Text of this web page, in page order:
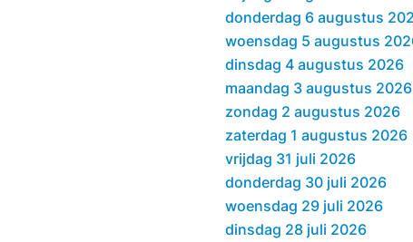
donderdag 6 augustus
woensdag 5 augustus
dinsdag 4 augustus 2026
maandag 3 augustus 2026
zondag 2 augustus 2026
zaterdag 1 augustus 2026
vrijdag 31 juli 2026
donderdag 30 juli 2026
woensdag 29 juli 2026
dinsdag 28 juli 2026